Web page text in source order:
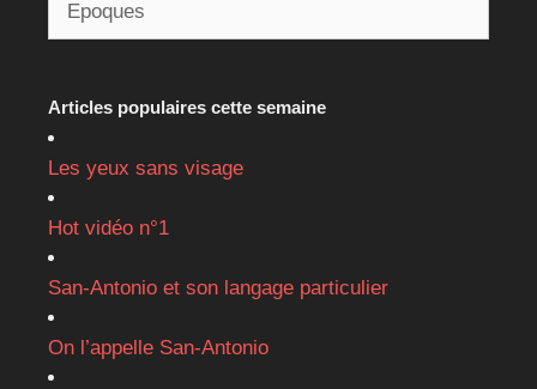
Articles populaires cette semaine
Les yeux sans visage
Hot vidéo n°1
San-Antonio et son langage particulier
On l’appelle San-Antonio